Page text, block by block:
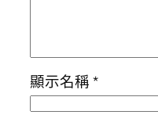
顯示名稱*